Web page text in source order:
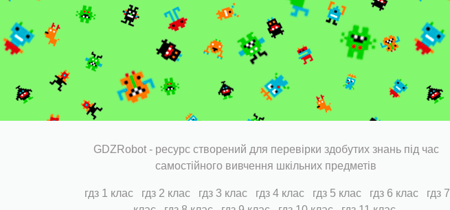
GDZRobot - ресурс створений для перевірки здобутих знань під час
самостійного вивчення шкільних предметів
гдз 1 клас гдз 2 клас гдз 3 клас гдз 4 клас гдз 5 клас гдз 6 клас
гдз 7